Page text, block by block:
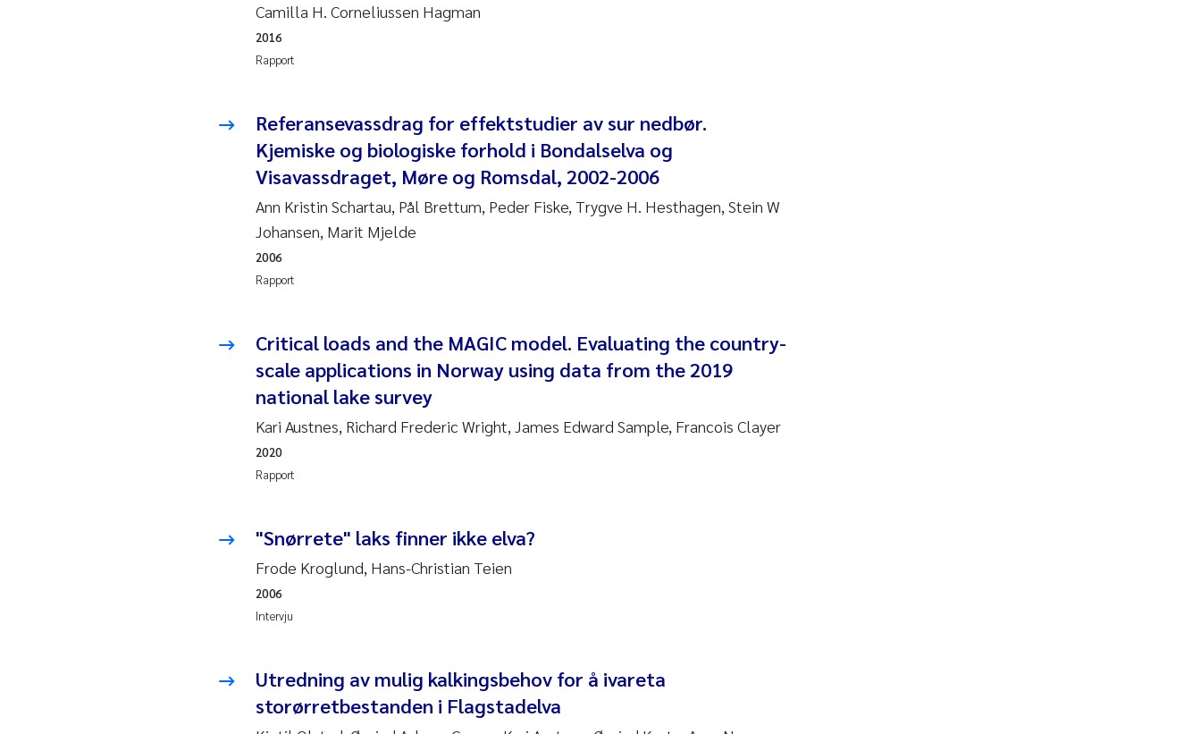
Bellerby
Ashenafi Seifu Gragne
Vladyslava Hostyeva
Odd Arne Segtnan Skogan
Espen Lund
Anastasia Georgantzopoulou
Roar Brænden
Lena Haugland Moen
Thorjørn Larssen
Camilla H. Corneliussen Hagman
Rapport
2016
Referansevassdrag for effektstudier av sur nedbør.
Kjemiske og biologiske forhold i Bondalselva og
Visavassdraget, Møre og Romsdal, 2002-2006
Ann Kristin Schartau, Pål Brettum, Peder Fiske, Trygve H. Hesthagen, Stein W
Johansen, Marit Mjelde
Rapport
2006
Critical loads and the MAGIC model. Evaluating the country-
scale applications in Norway using data from the 2019
national lake survey
Kari Austnes, Richard Frederic Wright, James Edward Sample, Francois Clayer
Rapport
2020
"Snørrete" laks finner ikke elva?
Frode Kroglund, Hans-Christian Teien
Intervju
2006
Utredning av mulig kalkingsbehov for å ivareta
storørretbestanden i Flagstadelva